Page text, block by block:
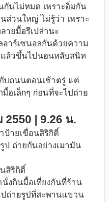
กันไม่หมด เพราะอิ่มกัน
ส่วนใหญ่ ไม่รู้ว่า เพราะ
ายมื้อรึเปล่านะ
าร์เซนอลกันด้วยความ
แล้วขึ้นไปนอนหลับสนิท
บถนนตอนเช้าตรู่ แต่
อเล็กๆ ก่อนที่จะไปถ่าย
| 9.26 น.
ป ถ่ายกันอย่างเมามัน
นั่งกินมื้อเที่ยงกันที่ร้าน
ถ่ายรูปที่สะพานแขวน